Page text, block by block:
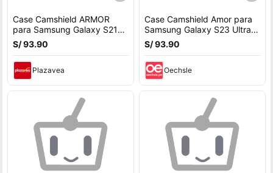
Case Camshield ARMOR
para Samsung Galaxy S21
Ultra - VERDE
S/ 93.90
Plazavea
Case Camshield Amor para
Samsung Galaxy S23 Ultra -
NEGRO
S/ 93.90
Oechsle